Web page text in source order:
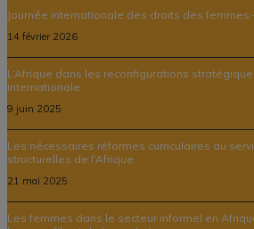
Journée internationale des droits des femmes
14 février 2026
L’Afrique dans les reconfigurations
internationale
9 juin 2025
Les nécessaires réformes curriculaires au
structurelles de l’Afrique
21 mai 2025
Les femmes dans le secteur informel en